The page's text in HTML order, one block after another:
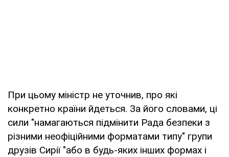
При цьому міністр не уточнив, про які
конкретно країни йдеться. За його словами, ці
сили "намагаються підмінити Рада безпеки з
різними неофіційними форматами типу" групи
друзів Сирії "або в будь-яких інших формах і